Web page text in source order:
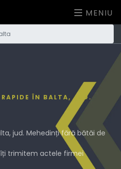
MENIU
ÎN BALTA, JUD.
jud. Mehedinți fără bătăi de
trimitem actele firmei